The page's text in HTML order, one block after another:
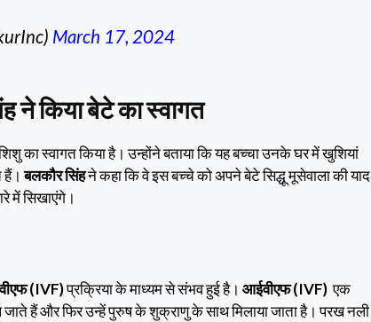
March 17, 2024
ने किया बेटे का स्वागत
का स्वागत किया है। उन्होंने बताया कि यह बच्चा उनके घर में खुशियां
हैं।बलकौर सिंहने कहा कि वे इस बच्चे को अपने बेटे सिद्धू मूसेवाला की याद
में सिखाएंगे।
(IVF)प्रक्रिया के माध्यम से संभव हुई है। आईवीएफ (IVF) एक
जाते हैं और फिर उन्हें पुरुष के शुक्राणु के साथ मिलाया जाता है। परख नली